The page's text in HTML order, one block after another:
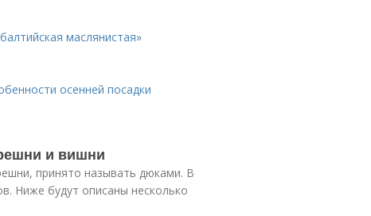
маслянистая»
осенней посадки
и вишни
принято называть дюками. В
Ниже будут описаны несколько